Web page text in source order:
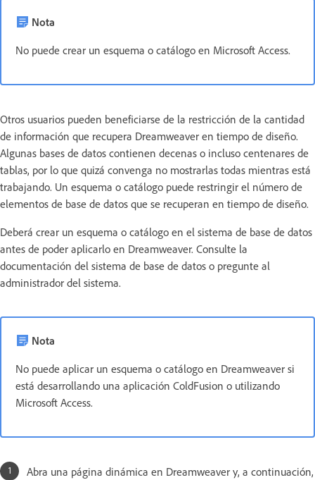
Nota
No puede crear un esquema o catálogo en Microsoft Access.
Otros usuarios pueden beneficiarse de la restricción de la cantidad
de información que recupera Dreamweaver en tiempo de diseño.
Algunas bases de datos contienen decenas o incluso centenares de
tablas, por lo que quizá convenga no mostrarlas todas mientras está
trabajando. Un esquema o catálogo puede restringir el número de
elementos de base de datos que se recuperan en tiempo de diseño.
Deberá crear un esquema o catálogo en el sistema de base de datos
antes de poder aplicarlo en Dreamweaver. Consulte la
documentación del sistema de base de datos o pregunte al
administrador del sistema.
Nota
No puede aplicar un esquema o catálogo en Dreamweaver si
está desarrollando una aplicación ColdFusion o utilizando
Microsoft Access.
Abra una página dinámica en Dreamweaver y, a continuación,